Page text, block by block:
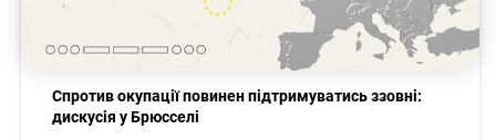
Пошук за запитом:
Спротив окупації повинен підтримуватись ззовні:
дискусія у Брюсселі